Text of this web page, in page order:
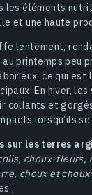
les éléments
et une haute
lentement,
printemps peu
ce qui est
En hiver,
collants et
lorsqu’ils
sur les terres
choux-fleurs,
choux et
;